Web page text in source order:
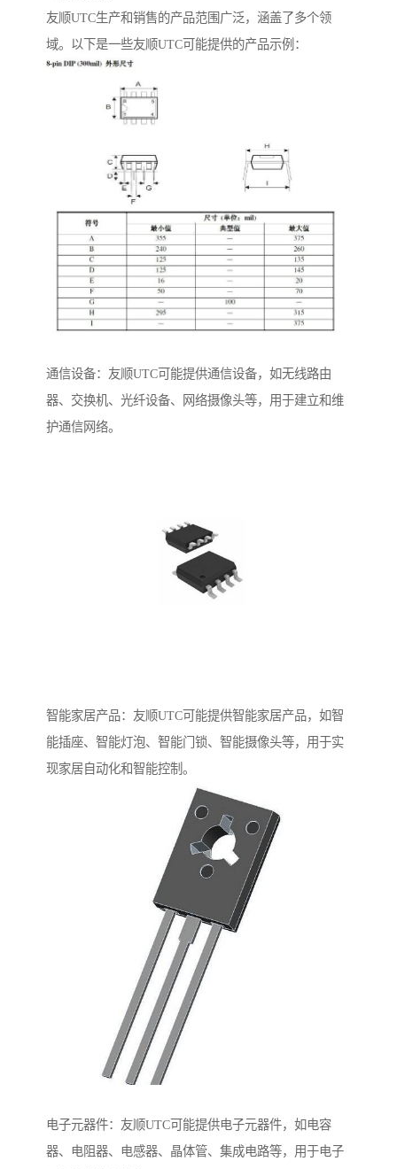
友顺UTC生产和销售的产品范围广泛，涵盖了多个领
域。以下是一些友顺UTC可能提供的产品示例：
通信设备：友顺UTC可能提供通信设备，如无线路由
器、交换机、光纤设备、网络摄像头等，用于建立和维
护通信网络。
智能家居产品：友顺UTC可能提供智能家居产品，如智
能插座、智能灯泡、智能门锁、智能摄像头等，用于实
现家居自动化和智能控制。
电子元器件：友顺UTC可能提供电子元器件，如电容
器、电阻器、电感器、晶体管、集成电路等，用于电子